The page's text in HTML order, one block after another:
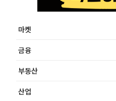
마켓
금융
부동산
산업